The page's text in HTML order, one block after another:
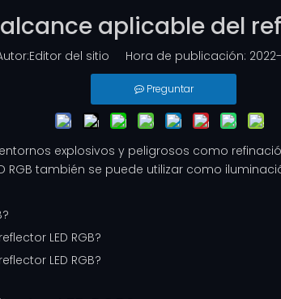
aplicable del
del sitio Hora de publicación:
Preguntar
explosivos y peligrosos como
RGB también se puede utilizar como
LED RGB?
LED RGB?